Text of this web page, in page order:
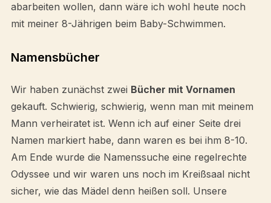
abarbeiten wollen, dann wäre ich wohl heute noch
mit meiner 8-Jährigen beim Baby-Schwimmen.
Namensbücher
Wir haben zunächst zwei Bücher mit Vornamen
gekauft. Schwierig, schwierig, wenn man mit meinem
Mann verheiratet ist. Wenn ich auf einer Seite drei
Namen markiert habe, dann waren es bei ihm 8-10.
Am Ende wurde die Namenssuche eine regelrechte
Odyssee und wir waren uns noch im Kreißsaal nicht
sicher, wie das Mädel denn heißen soll. Unsere